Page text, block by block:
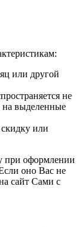
или другой
не
на выделенные
или
при оформлении
оно Вас не
сайт Сами с